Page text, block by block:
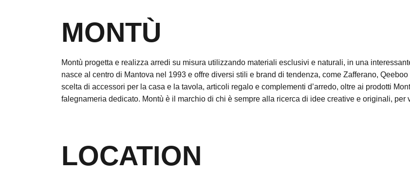
MONTÙ
Montù progetta e realizza arredi su misura utilizzando materiali esclusivi e naturali, in una
nasce al centro di Mantova nel 1993 e offre diversi stili e brand di tendenza, come Zafferano,
scelta di accessori per la casa e la tavola, articoli regalo e complementi d’arredo, oltre ai prodotti
falegnameria dedicato. Montù è il marchio di chi è sempre alla ricerca di idee creative e originali, per
LOCATION